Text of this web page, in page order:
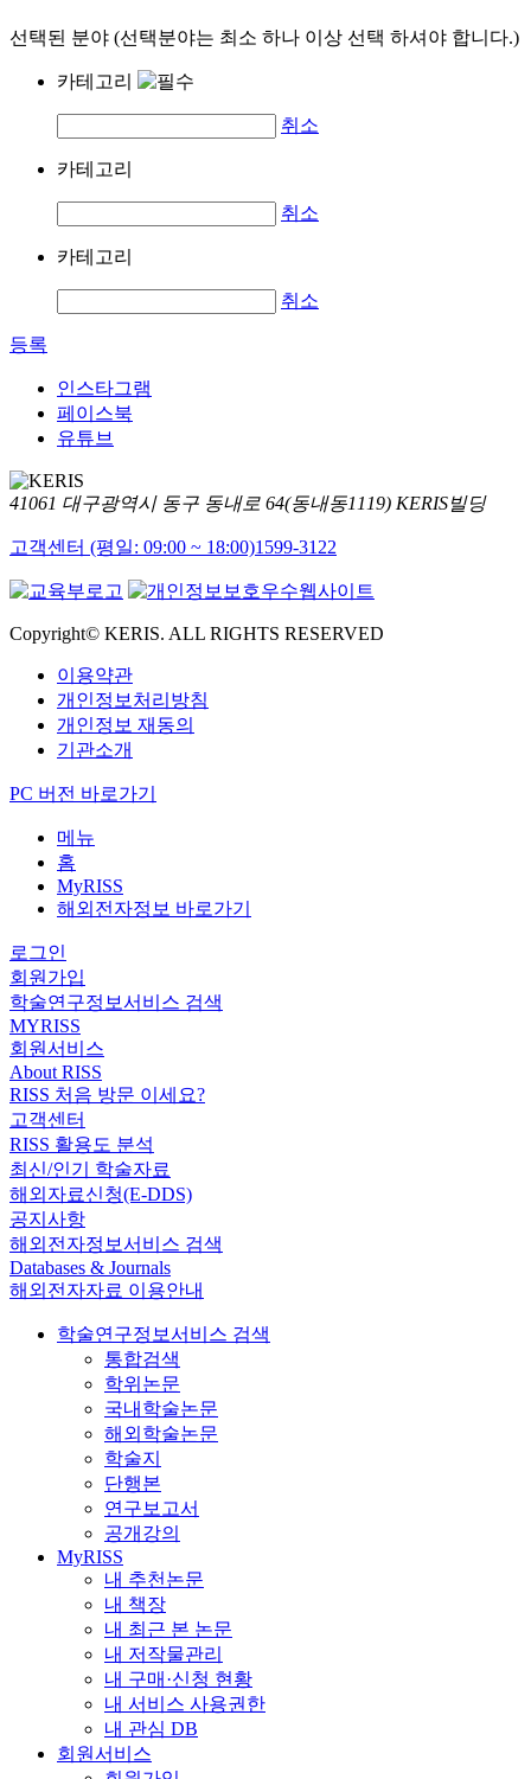
선택된 분야 (선택분야는 최소 하나 이상 선택 하셔야 합니다.)
카테고리
취소
카테고리
취소
카테고리
취소
등록
인스타그램
페이스북
유튜브
41061 대구광역시 동구 동내로 64(동내동1119) KERIS빌딩
고객센터 (평일: 09:00 ~ 18:00)1599-3122
Copyright© KERIS. ALL RIGHTS RESERVED
이용약관
개인정보처리방침
개인정보 재동의
기관소개
PC 버전 바로가기
메뉴
홈
MyRISS
해외전자정보 바로가기
로그인
회원가입
학술연구정보서비스 검색
MYRISS
회원서비스
About RISS
RISS 처음 방문 이세요?
고객센터
RISS 활용도 분석
최신/인기 학술자료
해외자료신청(E-DDS)
공지사항
해외전자정보서비스 검색
Databases & Journals
해외전자자료 이용안내
학술연구정보서비스 검색
통합검색
학위논문
국내학술논문
해외학술논문
학술지
단행본
연구보고서
공개강의
MyRISS
내 추천논문
내 책장
내 최근 본 논문
내 저작물관리
내 구매·신청 현황
내 서비스 사용권한
내 관심 DB
회원서비스